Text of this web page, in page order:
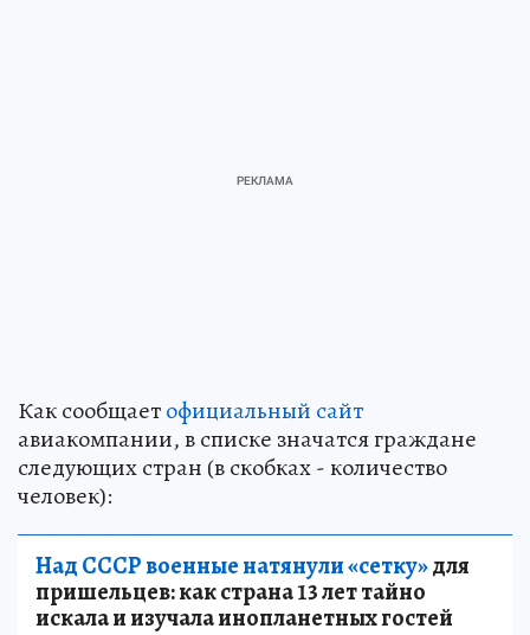
Как сообщаетофициальный сайт
авиакомпании, в списке значатся граждане
следующих стран (в скобках - количество
человек):
Над СССР военные натянули «сетку»для
пришельцев: как страна 13 лет тайно
искала и изучала инопланетных гостей